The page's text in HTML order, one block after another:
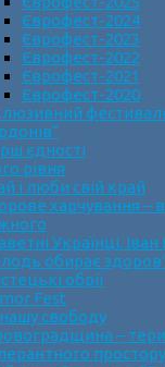
Єврофест-2024
Єврофест-2023
Єврофест-2022
Єврофест-2021
Єврофест-2020
єдності
рівня
і люби свій край
харчування –
Українці.
обирає
обрії
Fest
свободу
–
простору